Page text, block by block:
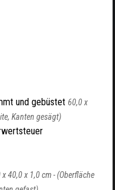
und gebüstet 60,0 x
Kanten gesägt)
x 40,0 x 1,0 cm -(Oberfläche